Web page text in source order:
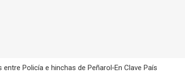
entre Policía e hinchas de Peñarol En Clave País